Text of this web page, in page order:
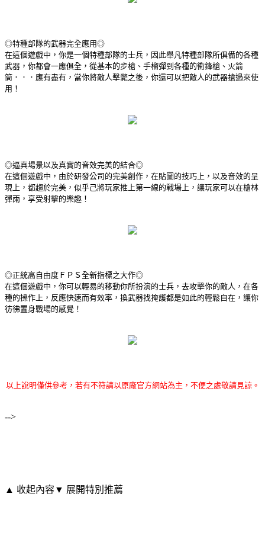
◎特種部隊的武器完全應用◎
在這個遊戲中，你是一個特種部隊的士兵，因此舉凡特種部隊所俱備的各種
武器，你都會一應俱全，從基本的步槍、手榴彈到各種的衝鋒槍、火箭
筒．．．應有盡有，當你將敵人擊斃之後，你還可以把敵人的武器搶過來使
用！
◎逼真場景以及真實的音效完美的結合◎
在這個遊戲中，由於研發公司的完美創作，在貼圖的技巧上，以及音效的呈
現上，都趨於完美，似乎己將玩家推上第一線的戰場上，讓玩家可以在槍林
彈雨，享受射擊的樂趣！
◎正統高自由度ＦＰＳ全新指標之大作◎
在這個遊戲中，你可以輕易的移動你所扮演的士兵，去攻擊你的敵人，在各
種的操作上，反應快速而有效率，換武器找掩護都是如此的輕鬆自在，讓你
彷彿置身戰場的感覺！
以上說明僅供參考，若有不符請以原廠官方網站為主，不便之處敬請見諒。
-->
▲ 收起內容▼ 展開特別推薦